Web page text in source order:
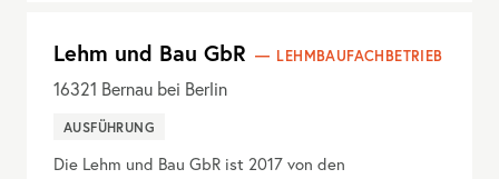
Lehm und Bau GbR LEHMBAUFACHBETRIEB
16321 Bernau bei Berlin
AUSFÜHRUNG
Die Lehm und Bau GbR ist 2017 von den